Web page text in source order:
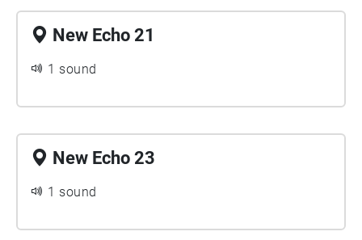
New Echo 21
1 sound
New Echo 23
1 sound